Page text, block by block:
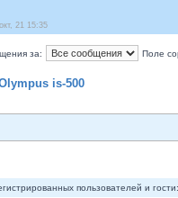
21 15:35
за: Поле
is-500
пользователей и